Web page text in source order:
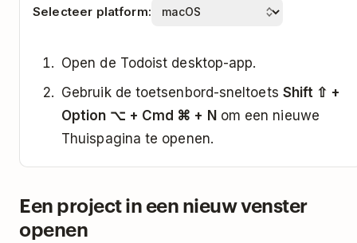
Selecteer platform:
Open de Todoist desktop-app.
Gebruik de toetsenbord-sneltoets Shift ⇧ +
Option ⌥ + Cmd ⌘ + Nom een nieuwe
Thuispagina te openen.
Een project in een nieuw venster
openen